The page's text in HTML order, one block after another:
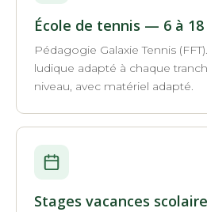
École de tennis — 6 à 18
Pédagogie Galaxie Tennis
ludique adapté à chaque
niveau, avec matériel adapté.
Stages vacances